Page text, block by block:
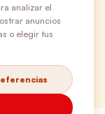
analizar el
anuncios
o elegir tus